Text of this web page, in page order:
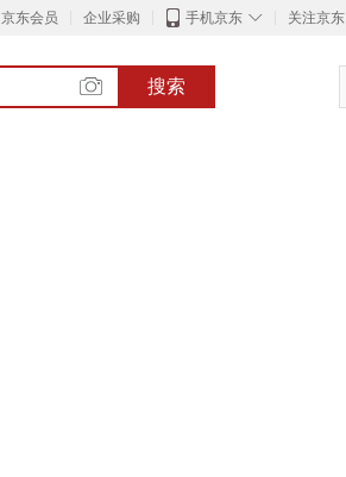
京东会员 企业采购 ◇
手机京东 关注京东
搜索